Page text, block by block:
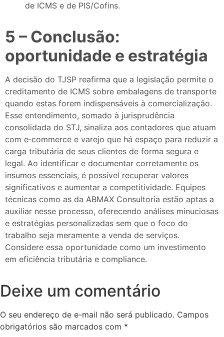
de ICMS e de PIS/Cofins.
5 – Conclusão:
oportunidade e estratégia
A decisão do TJSP reafirma que a legislação permite o
creditamento de ICMS sobre embalagens de transporte
quando estas forem indispensáveis à comercialização.
Esse entendimento, somado à jurisprudência
consolidada do STJ, sinaliza aos contadores que atuam
com e‑commerce e varejo que há espaço para reduzir a
carga tributária de seus clientes de forma segura e
legal. Ao identificar e documentar corretamente os
insumos essenciais, é possível recuperar valores
significativos e aumentar a competitividade. Equipes
técnicas como as da ABMAX Consultoria estão aptas a
auxiliar nesse processo, oferecendo análises minuciosas
e estratégias personalizadas sem que o foco do
trabalho seja meramente a venda de serviços.
Considere essa oportunidade como um investimento
em eficiência tributária e compliance.
Deixe um comentário
O seu endereço de e-mail não será publicado. Campos
obrigatórios são marcados com *